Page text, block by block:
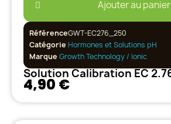
Ajouter au panier
RéférenceGWT-EC276_250
Catégorie Hormones et Solutions pH
Marque Growth Technology / Ionic
4,90 €